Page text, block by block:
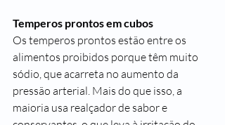
Temperos prontos em cubos
Os temperos prontos estão entre os
alimentos proibidos porque têm muito
sódio, que acarreta no aumento da
pressão arterial. Mais do que isso, a
maioria usa realçador de sabor e